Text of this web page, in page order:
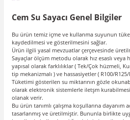
Cem Su Sayacı Genel Bilgiler
Bu ürün temiz içme ve kullanma suyunun
kaydedilmesi ve gösterilmesini sağlar.
Ürün ilgili yasal mevzuatlar çerçevesinde
Sayaçlar ölçüm metodu olarak hız esaslı veya
yapısal olarak farklılıklar ( Tek/Çok hüzmeli,
tip mekanizmalı ) ve hassasiyetler ( R100/
Tüketimi gösterilen su miktarının gözle
olarak elektronik sistemlerle iletşm
olanak verir.
Bu ürün tanımlı çalışma koşullarına dayanım
tasarlanmış ve üretilmiştir. Bununla birlikte